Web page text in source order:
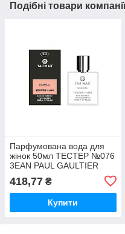
Подібні товари
Парфумована вода для
жінок 50мл ТЕСТЕР №076
3EAN PAUL GAULTIER
418,77 ₴
Купити